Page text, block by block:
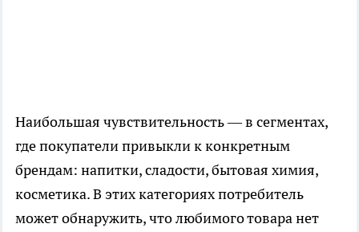
Наибольшая чувствительность — в сегментах,
где покупатели привыкли к конкретным
брендам: напитки, сладости, бытовая химия,
косметика. В этих категориях потребитель
может обнаружить, что любимого товара нет